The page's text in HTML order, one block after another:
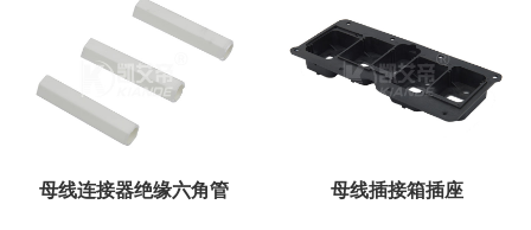
母线连接器绝缘六角管 母线插接箱插座